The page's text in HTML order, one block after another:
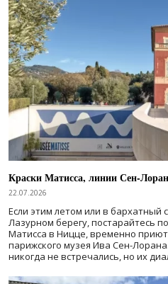
Краски Матисса, линии Сен-
22.07.2026
Если этим летом или в бархатный
Лазурном берегу, постарайтесь
Матисса в Ницце, временно
парижского музея Ива Сен-
никогда не встречались, но их